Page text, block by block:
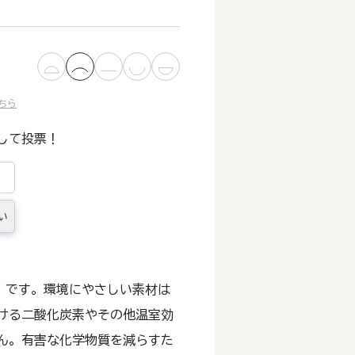
ら
て投票！
す。環境にやさしい素材は
る二酸化炭素やその他温室効
。有害な化学物質を減らすた